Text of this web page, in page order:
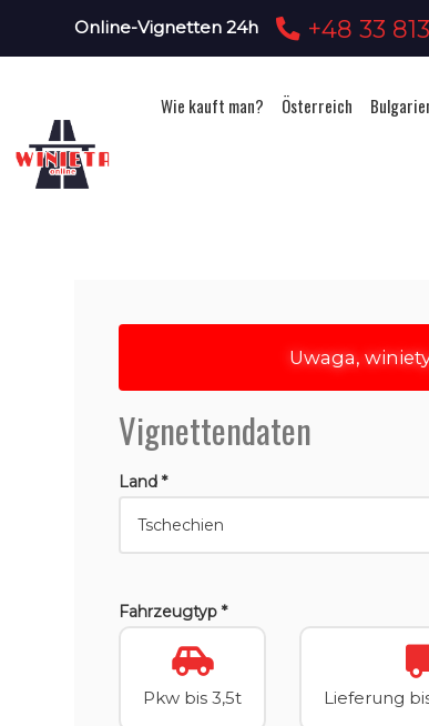
Online-Vignetten 24h +48 33
Wie kauft man? Österreich
Uwaga,
Vignettendaten
Land *
Fahrzeugtyp *
Pkw bis 3,5t Lieferung